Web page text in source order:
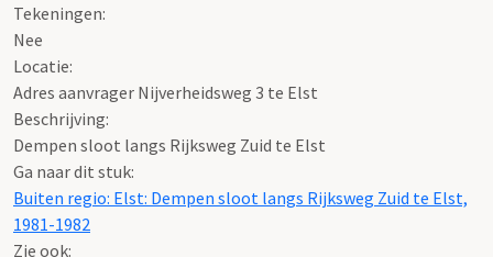
Tekeningen:
Nee
Locatie:
Adres aanvrager Nijverheidsweg 3 te Elst
Beschrijving:
Dempen sloot langs Rijksweg Zuid te Elst
Ga naar dit stuk:
Buiten regio: Elst: Dempen sloot langs Rijksweg Zuid te Elst,
1981-1982
Zie ook: